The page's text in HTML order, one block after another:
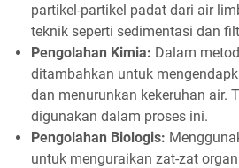
partikel-partikel padat dari air
teknik seperti sedimentasi dan
Pengolahan Kimia: Dalam
ditambahkan untuk
dan menurunkan kekeruhan air.
digunakan dalam proses ini.
Pengolahan Biologis:
untuk menguraikan zat-zat